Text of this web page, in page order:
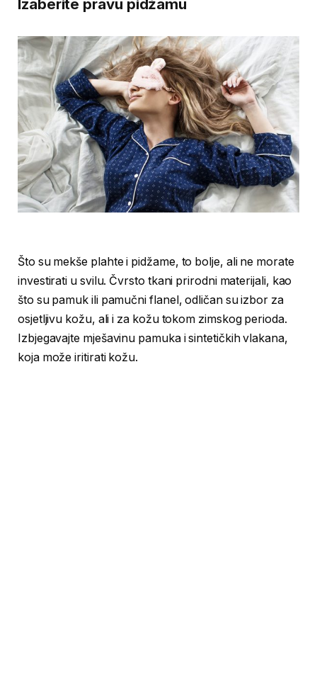
Izaberite pravu pidžamu
Što su mekše plahte i pidžame, to bolje, ali ne morate
investirati u svilu. Čvrsto tkani prirodni materijali, kao
što su pamuk ili pamučni flanel, odličan su izbor za
osjetljivu kožu, ali i za kožu tokom zimskog perioda.
Izbjegavajte mješavinu pamuka i sintetičkih vlakana,
koja može iritirati kožu.